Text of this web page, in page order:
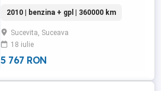
ireproșabil. Are instalație pe gaz GPL din
fabrică, rezervorul este valabil până în
2034. Alte detalii doar la telefon. Nu
răspund la emailuri.
2010 | benzina + gpl | 360000 km
Sucevita, Suceava
18 iulie
5 767 RON